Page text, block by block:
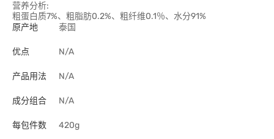
营养分析:
粗蛋白质7%、粗脂肪0.2%、粗纤维0.1％、水分91%
原产地
泰国
优点 N/A
产品用法 N/A
成分组合 N/A
每包件数 420g